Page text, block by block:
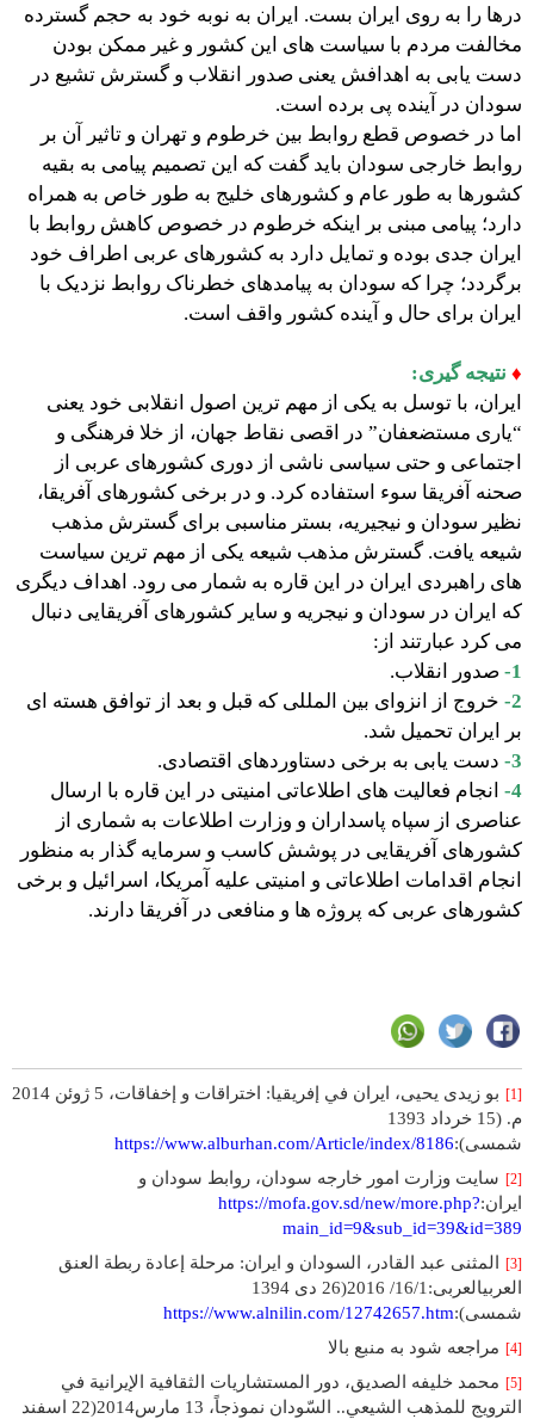
درها را به روی ایران بست. ایران به نوبه خود به حجم گسترده
مخالفت مردم با سیاست های این کشور و غیر ممکن بودن
دست یابی به اهدافش یعنی صدور انقلاب و گسترش تشیع در
سودان در آینده پی برده است.
اما در خصوص قطع روابط بین خرطوم و تهران و تاثیر آن بر
روابط خارجی سودان باید گفت که این تصمیم پیامی به بقیه
کشورها به طور عام و کشورهای خلیج به طور خاص به همراه
دارد؛ پیامی مبنی بر اینکه خرطوم در خصوص کاهش روابط با
ایران جدی بوده و تمایل دارد به کشورهای عربی اطراف خود
برگردد؛ چرا که سودان به پیامدهای خطرناک روابط نزدیک با
ایران برای حال و آینده کشور واقف است.
♦ نتیجه گیری:
ایران، با توسل به یکی از مهم ترین اصول انقلابی خود یعنی
“یاری مستضعفان” در اقصی نقاط جهان، از خلا فرهنگی و
اجتماعی و حتی سیاسی ناشی از دوری کشورهای عربی از
صحنه آفریقا سوء استفاده کرد. و در برخی کشورهای آفریقا،
نظیر سودان و نیجیریه، بستر مناسبی برای گسترش مذهب
شیعه یافت. گسترش مذهب شیعه یکی از مهم ترین سیاست
های راهبردی ایران در این قاره به شمار می رود. اهداف دیگری
که ایران در سودان و نیجریه و سایر کشورهای آفریقایی دنبال
می کرد عبارتند از:
1- صدور انقلاب.
2- خروج از انزوای بین المللی که قبل و بعد از توافق هسته ای
بر ایران تحمیل شد.
3- دست یابی به برخی دستاوردهای اقتصادی.
4-
انجام فعالیت های اطلاعاتی امنیتی در این قاره با ارسال
عناصری از سپاه پاسداران و وزارت اطلاعات به شماری از
کشورهای آفریقایی در پوشش کاسب و سرمایه گذار به منظور
انجام اقدامات اطلاعاتی و امنیتی علیه آمریکا، اسرائیل و برخی
کشورهای عربی که پروژه ها و منافعی در آفریقا دارند.
[1]
بو زیدی یحیی، ایران في إفريقيا: اختراقات و إخفاقات، 5 ژوئن 2014
م. (15 خرداد 1393
شمسی):https://www.alburhan.com/Article/index/8186
[2]
سایت وزارت امور خارجه سودان، روابط سودان و
ایران:https://mofa.gov.sd/new/more.php?
main_id=9&sub_id=39&id=389
[3]
المثنی عبد القادر، السودان و ایران: مرحلة إعادة ربطة العنق
العربيالعربی:16/1/ 2016(26 دی 1394
شمسی):https://www.alnilin.com/12742657.htm
[4] مراجعه شود به منبع بالا
[5]
محمد خلیفه الصدیق، دور المستشاريات الثقافية الإيرانية في
الترويج للمذهب الشيعي.. السّودان نموذجاً، 13 مارس2014(22 اسفند